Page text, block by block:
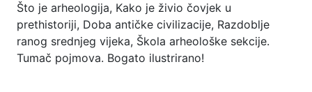
Što je arheologija, Kako je živio čovjek u
prethistoriji, Doba antičke civilizacije, Razdoblje
ranog srednjeg vijeka, Škola arheološke sekcije.
Tumač pojmova. Bogato ilustrirano!